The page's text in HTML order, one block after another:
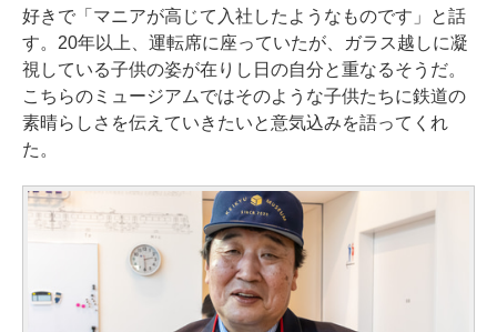
好きで「マニアが高じて入社したようなものです」と話
す。20年以上、運転席に座っていたが、ガラス越しに凝
視している子供の姿が在りし日の自分と重なるそうだ。
こちらのミュージアムではそのような子供たちに鉄道の
素晴らしさを伝えていきたいと意気込みを語ってくれ
た。